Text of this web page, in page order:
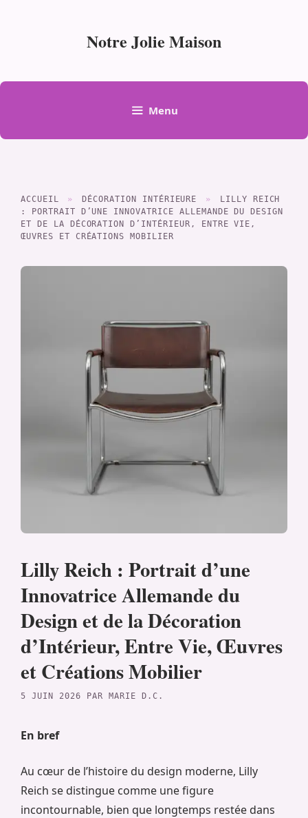
Notre Jolie Maison
Menu
ACCUEIL » DÉCORATION INTÉRIEURE »
LILLY REICH
: PORTRAIT D’UNE INNOVATRICE ALLEMANDE DU DESIGN
ET DE LA DÉCORATION D’INTÉRIEUR, ENTRE VIE,
ŒUVRES ET CRÉATIONS MOBILIER
Lilly Reich : Portrait d’une
Innovatrice Allemande du
Design et de la Décoration
d’Intérieur, Entre Vie, Œuvres
et Créations Mobilier
5 JUIN 2026 PAR MARIE D.C.
En bref
Au cœur de l’histoire du design moderne, Lilly
Reich se distingue comme une figure
incontournable, bien que longtemps restée dans